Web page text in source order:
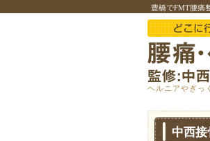
豊橋でFMT腰痛
ヘルニアやぎっ
中西